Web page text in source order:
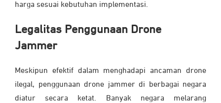
harga sesuai kebutuhan implementasi.
Legalitas Penggunaan Drone
Jammer
Meskipun efektif dalam menghadapi ancaman drone
ilegal, penggunaan drone jammer di berbagai negara
diatur secara ketat. Banyak negara melarang